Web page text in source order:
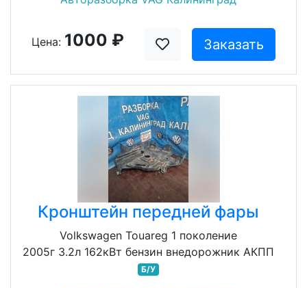
Цена: 1000 ₽ Заказать
Кронштейн передней фары
Volkswagen Touareg 1 поколение
2005г 3.2л 162кВт бензин внедорожник АКПП
Б/У